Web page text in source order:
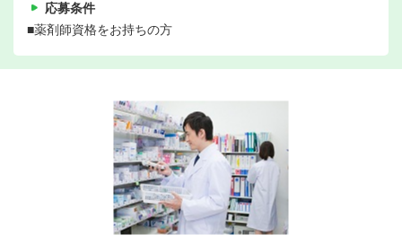
応募条件
■薬剤師資格をお持ちの方